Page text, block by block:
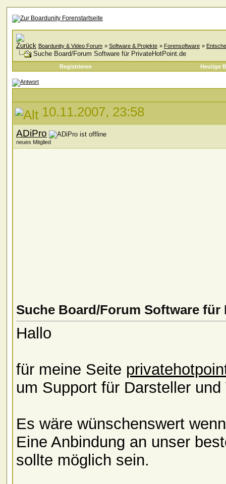
Boardunity & Video Forum » Software & Projekte » Forensoftware »
Suche Board/Forum Software für PrivateHotPoint.de
Registrieren Heutige
10.11.2007, 23:58
ADiPro
neues Mitglied
Suche Board/Forum Software für
Hallo
für meine Seite
um Support für Darsteller
Es wäre wünschenswert
Eine Anbindung an unser
sollte möglich sein.